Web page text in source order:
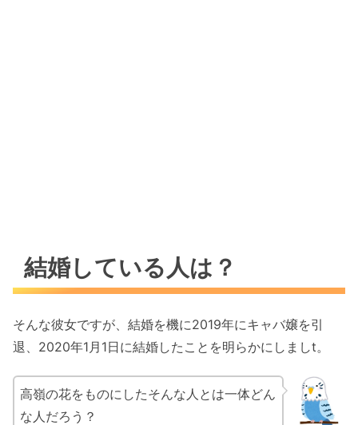
結婚している人は？
そんな彼女ですが、結婚を機に2019年にキャバ嬢を引
退、2020年1月1日に結婚したことを明らかにしましt。
高嶺の花をものにしたそんな人とは一体どん
な人だろう？